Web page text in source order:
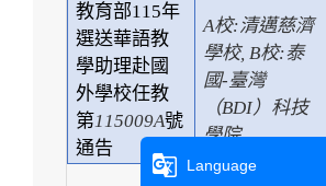
教育部115年
選送華語教
學助理赴國
外學校任教
第115009A號
通告
A校:清邁慈濟
學校, B校:泰
國-臺灣
（BDI）科技
學院
g_translate Language